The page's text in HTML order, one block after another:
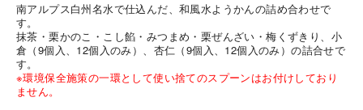
南アルプス白州名水で仕込んだ、和風水ようかんの詰め合わせで
す。
抹茶・栗かのこ・こし餡・みつまめ・栗ぜんざい・梅くずきり、小
倉（9個入、12個入のみ）、杏仁（9個入、12個入のみ）の詰合せで
す。
※環境保全施策の一環として使い捨てのスプーンはお付けしており
ません。